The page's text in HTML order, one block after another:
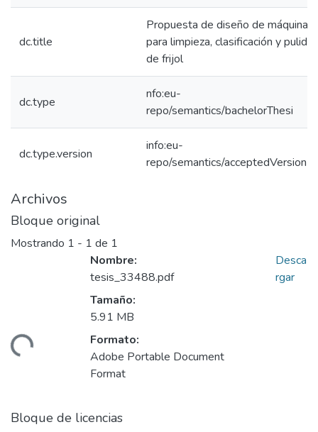
dc.title
Propuesta de diseño de máquina
para limpieza, clasificación y pulido
de frijol
dc.type
nfo:eu-
repo/semantics/bachelorThesi
dc.type.version
info:eu-
repo/semantics/acceptedVersion
Archivos
Bloque original
Mostrando 1 - 1 de 1
Nombre:
tesis_33488.pdf
Tamaño:
5.91 MB
Formato:
Adobe Portable Document
Format
Desca
rgar
Bloque de licencias